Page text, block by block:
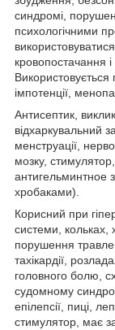
синдромі,
психологічними
кровопостачання і
Використовується
імпотенції,
Антисептик,
відхаркувальний
менструації,
мозку,
антигельминтное
хробаками).
Корисний при
системи, кольках,
порушення
тахікардії,
головного болю,
судомному
епілепсії, пиці,
стимулятор, має